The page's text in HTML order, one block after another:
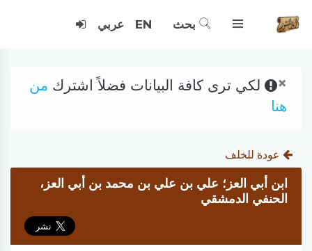
بحث EN عربي
× لكي ترى كافة البيانات فضلاً اشترك من
هنا
عودة للخلف
ابن أبي العز؛ علي بن علي بن محمد بن أبي العز،
الحنفي الدمشقي